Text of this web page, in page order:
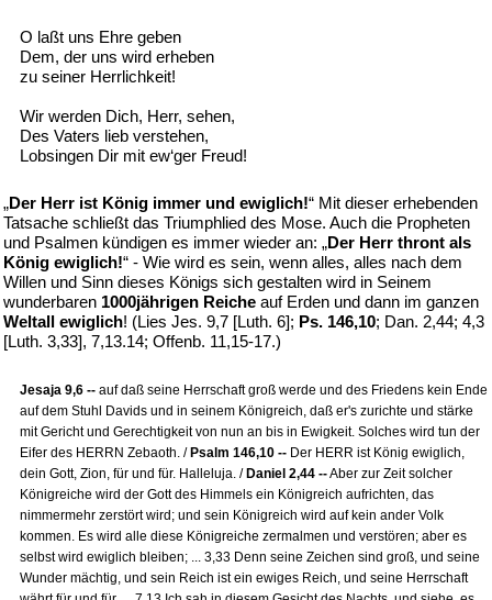
O laßt uns Ehre geben
Dem, der uns wird erheben
zu seiner Herrlichkeit!
Wir werden Dich, Herr, sehen,
Des Vaters lieb verstehen,
Lobsingen Dir mit ew‘ger Freud!
„Der Herr ist König immer und ewiglich!“ Mit dieser erhebenden
Tatsache schließt das Triumphlied des Mose. Auch die Propheten
und Psalmen kündigen es immer wieder an: „Der Herr thront als
König ewiglich!“ - Wie wird es sein, wenn alles, alles nach dem
Willen und Sinn dieses Königs sich gestalten wird in Seinem
wunderbaren 1000jährigen Reiche auf Erden und dann im ganzen
Weltall ewiglich! (Lies Jes. 9,7 [Luth. 6]; Ps. 146,10; Dan. 2,44; 4,3
[Luth. 3,33], 7,13.14; Offenb. 11,15-17.)
Jesaja 9,6 -- auf daß seine Herrschaft groß werde und des Friedens kein Ende
auf dem Stuhl Davids und in seinem Königreich, daß er's zurichte und stärke
mit Gericht und Gerechtigkeit von nun an bis in Ewigkeit. Solches wird tun der
Eifer des HERRN Zebaoth. / Psalm 146,10 -- Der HERR ist König ewiglich,
dein Gott, Zion, für und für. Halleluja. / Daniel 2,44 --Aber zur Zeit solcher
Königreiche wird der Gott des Himmels ein Königreich aufrichten, das
nimmermehr zerstört wird; und sein Königreich wird auf kein ander Volk
kommen. Es wird alle diese Königreiche zermalmen und verstören; aber es
selbst wird ewiglich bleiben; ... 3,33 Denn seine Zeichen sind groß, und seine
Wunder mächtig, und sein Reich ist ein ewiges Reich, und seine Herrschaft